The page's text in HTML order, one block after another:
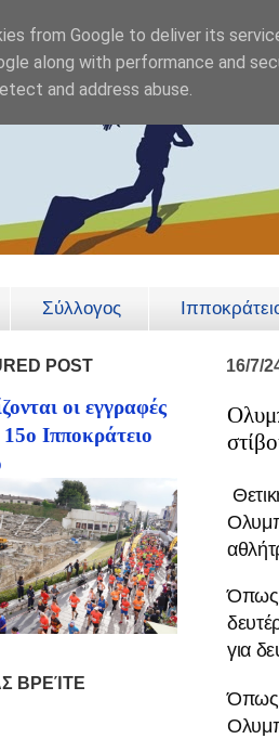
Σύλλογος
16/7/
Όπως
για
Όπως
POST
οι εγγραφές
15ο Ιπποκράτειο
ΒΡΕΊΤΕ
from Google to deliver its
along with performance and
and address abuse.